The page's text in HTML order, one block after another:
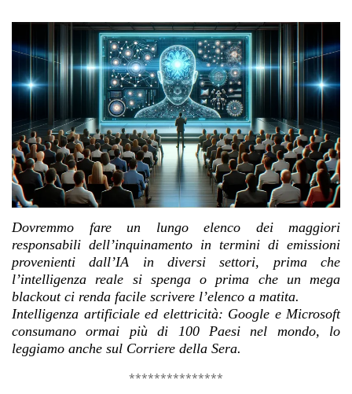
Dovremmo fare un lungo elenco dei maggiori
responsabili dell’inquinamento in termini di emissioni
provenienti dall’IA in diversi settori, prima che
l’intelligenza reale si spenga o prima che un mega
blackout ci renda facile scrivere l’elenco a matita.
Intelligenza artificiale ed elettricità: Google e Microsoft
consumano ormai più di 100 Paesi nel mondo, lo
leggiamo anche sul Corriere della Sera.
***************